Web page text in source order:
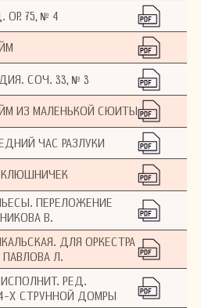
Станчинском, Метнере,
Шебалине. Александров — Член
В течение ряда лет был
секции детской музыки
искусствоведения (1941).
участвовал в редактировании
сочинений П.И. Чайковского,
ряд незаконченных произведений
и А.К. Глазунова.
творческой деятельности
создано более 100 опусов. Это
исключительно широко и
в жанровом отношении. А
особенностей музыки
является высокая поэтичность.
багаже Александрова оперы
(1916), «Бэла» (1941, 2-я редакция
Бара» (1957), «Левша» (1975); 14
фортепиано; транскрипции для
75, № 4
СОЧ. 33, № 3
ИЗ МАЛЕНЬКОЙ СЮИТЫ
ЧАС РАЗЛУКИ
КЛЮШНИЧЕК
ПЕРЕЛОЖЕНИЕ
В.
ДЛЯ ОРКЕСТРА
Л.
РЕД.
Х СТРУННОЙ ДОМРЫ